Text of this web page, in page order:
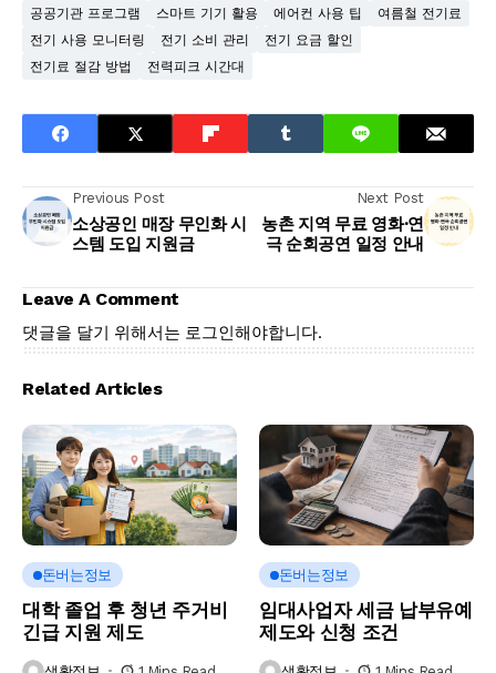
공공기관 프로그램 스마트 기기 활용 에어컨 사용 팁
여름철 전기료
전기 사용 모니터링
전기 소비 관리
전기 요금 할인
전기료 절감 방법
전력피크 시간대
Previous Post
소상공인 매장 무인화 시
스템 도입 지원금
Next Post
농촌 지역 무료 영화·연
극 순회공연 일정 안내
Leave A Comment
댓글을 달기 위해서는 로그인해야합니다.
Related Articles
돈버는정보
대학 졸업 후 청년 주거비
긴급 지원 제도
돈버는정보
임대사업자 세금 납부유예
제도와 신청 조건